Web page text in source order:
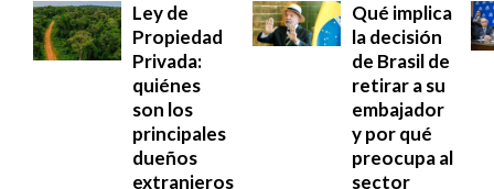
Ley de
Propiedad
Privada:
quiénes
son los
principales
dueños
extranjeros
Qué implica
la decisión
de Brasil de
retirar a su
embajador
y por qué
preocupa al
sector